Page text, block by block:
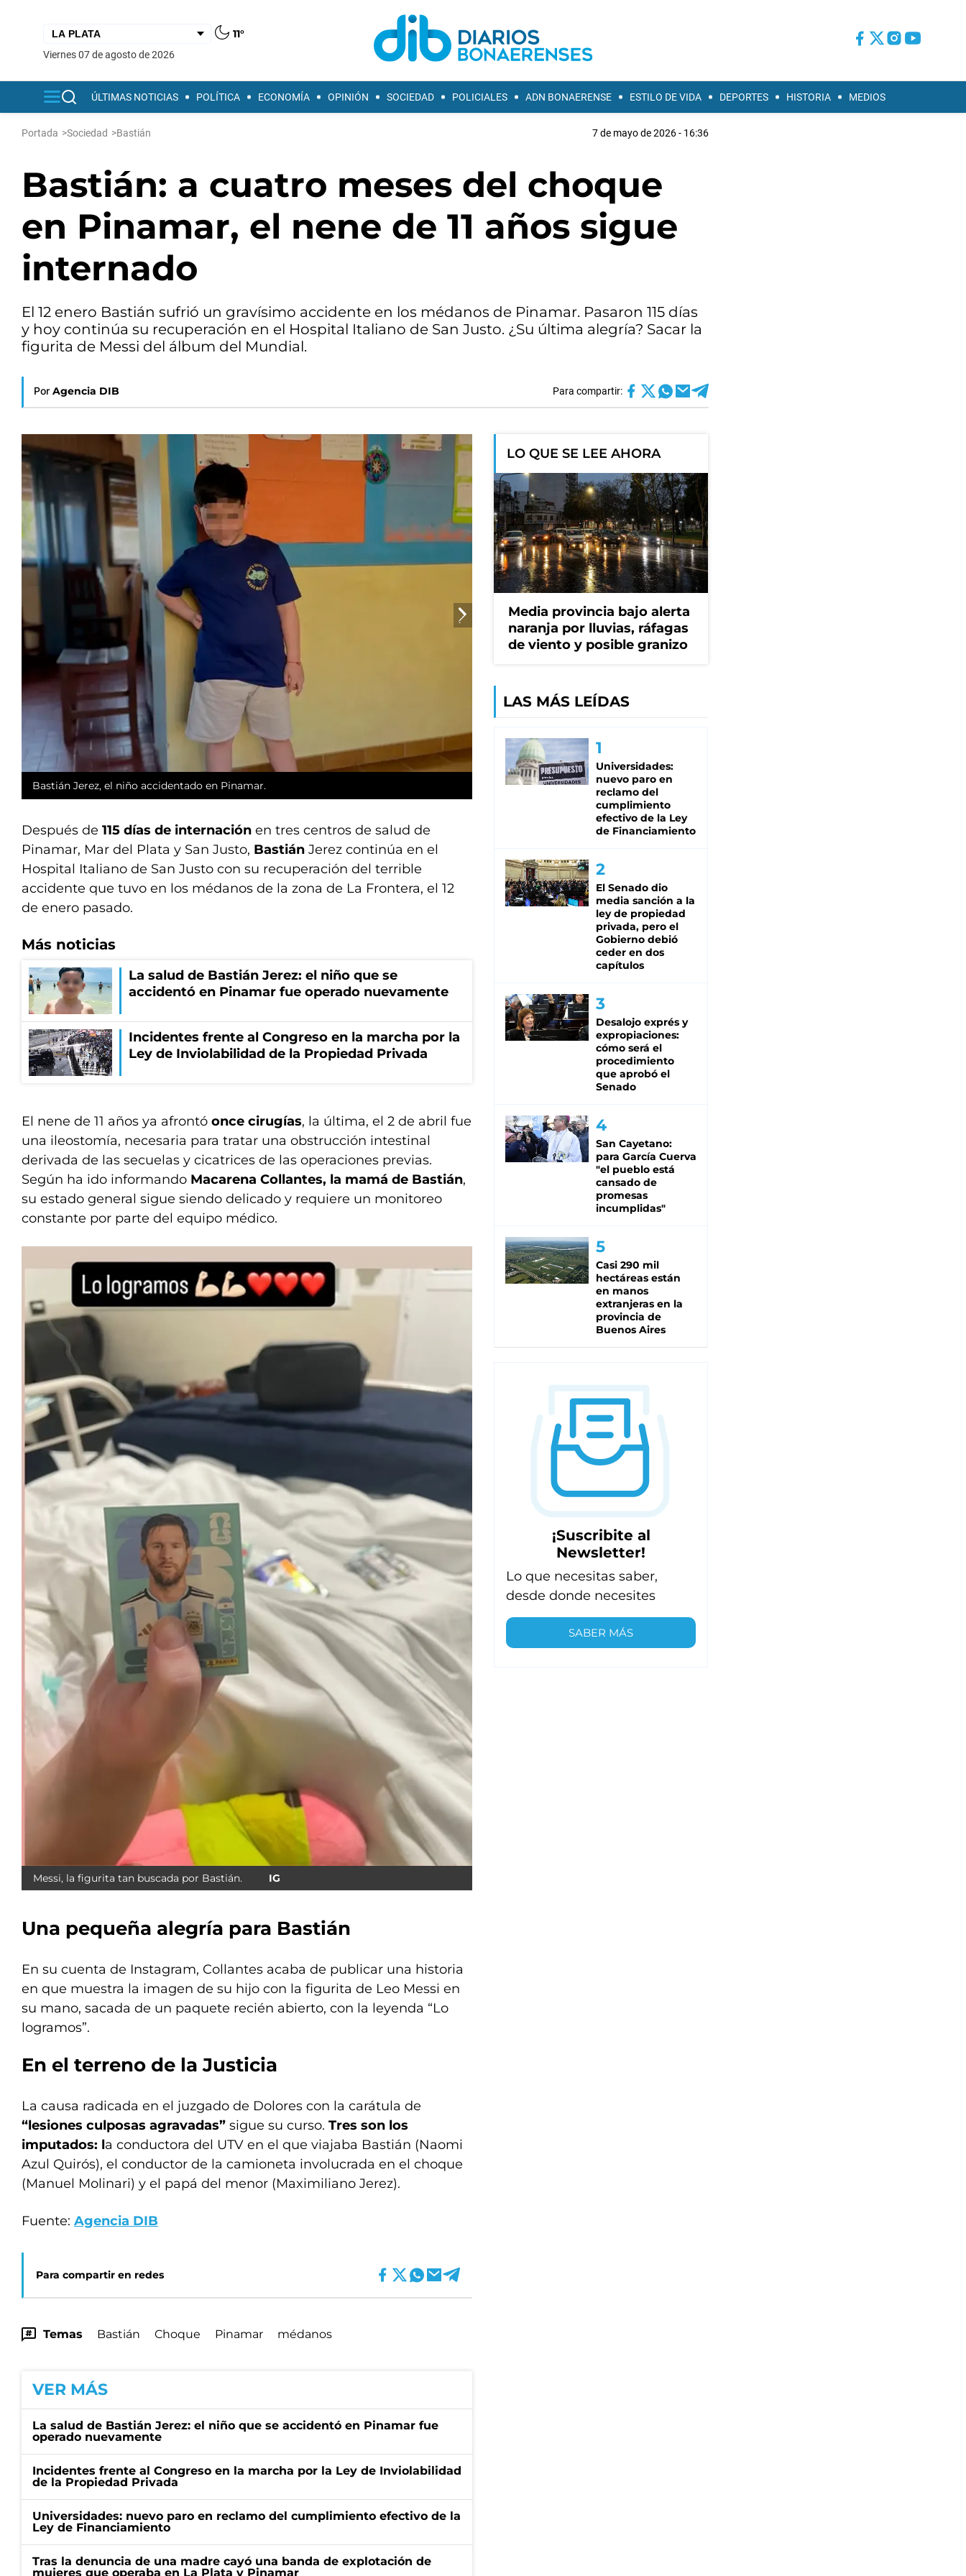
11°
viernes 07 de agosto de 2026
ÚLTIMAS NOTICIAS POLÍTICA ECONOMÍA OPINIÓN SOCIEDAD POLICIALES ADN BONAERENSE ESTILO DE VIDA DEPORTES HISTORIA MEDIOS
Portada >Sociedad >Bastián 7 de mayo de 2026 - 16:36
Bastián: a cuatro meses del choque
en Pinamar, el nene de 11 años sigue
internado
El 12 enero Bastián sufrió un gravísimo accidente en los médanos de Pinamar. Pasaron 115 días
y hoy continúa su recuperación en el Hospital Italiano de San Justo. ¿Su última alegría? Sacar la
figurita de Messi del álbum del Mundial.
Por Agencia DIB Para compartir:
Bastián Jerez, el niño accidentado en Pinamar.
Después de 115 días de internación en tres centros de salud de
Pinamar, Mar del Plata y San Justo, Bastián Jerez continúa en el
Hospital Italiano de San Justo con su recuperación del terrible
accidente que tuvo en los médanos de la zona de La Frontera, el 12
de enero pasado.
Más noticias
La salud de Bastián Jerez: el niño que se
accidentó en Pinamar fue operado nuevamente
Incidentes frente al Congreso en la marcha por la
Ley de Inviolabilidad de la Propiedad Privada
El nene de 11 años ya afrontó once cirugías, la última, el 2 de abril fue
una ileostomía, necesaria para tratar una obstrucción intestinal
derivada de las secuelas y cicatrices de las operaciones previas.
Según ha ido informando Macarena Collantes, la mamá de Bastián,
su estado general sigue siendo delicado y requiere un monitoreo
constante por parte del equipo médico.
Messi, la figurita tan buscada por Bastián. IG
Una pequeña alegría para Bastián
En su cuenta de Instagram, Collantes acaba de publicar una historia
en que muestra la imagen de su hijo con la figurita de Leo Messi en
su mano, sacada de un paquete recién abierto, con la leyenda “Lo
logramos”.
En el terreno de la Justicia
La causa radicada en el juzgado de Dolores con la carátula de
“lesiones culposas agravadas” sigue su curso. Tres son los
imputados: la conductora del UTV en el que viajaba Bastián (Naomi
Azul Quirós), el conductor de la camioneta involucrada en el choque
(Manuel Molinari) y el papá del menor (Maximiliano Jerez).
Fuente: Agencia DIB
Para compartir en redes
Temas Bastián Choque Pinamar médanos
VER MÁS
La salud de Bastián Jerez: el niño que se accidentó en Pinamar fue
operado nuevamente
Incidentes frente al Congreso en la marcha por la Ley de Inviolabilidad
de la Propiedad Privada
Universidades: nuevo paro en reclamo del cumplimiento efectivo de la
Ley de Financiamiento
Tras la denuncia de una madre cayó una banda de explotación de
mujeres que operaba en La Plata y Pinamar
LO QUE SE LEE AHORA
Media provincia bajo alerta
naranja por lluvias, ráfagas
de viento y posible granizo
LAS MÁS LEÍDAS
Universidades:
nuevo paro en
reclamo del
cumplimiento
efectivo de la Ley
de Financiamiento
El Senado dio
media sanción a la
ley de propiedad
privada, pero el
Gobierno debió
ceder en dos
capítulos
Desalojo exprés y
expropiaciones:
cómo será el
procedimiento
que aprobó el
Senado
San Cayetano:
para García Cuerva
"el pueblo está
cansado de
promesas
incumplidas"
Casi 290 mil
hectáreas están
en manos
extranjeras en la
provincia de
Buenos Aires
¡Suscribite al
Newsletter!
Lo que necesitas saber,
desde donde necesites
SABER MÁS